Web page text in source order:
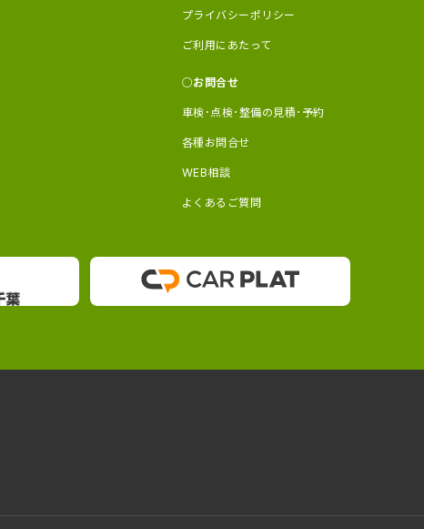
プライバシーポリシー
ご利用にあたって
お問合せ
車検･点検･整備の見積･予約
各種お問合せ
WEB相談
よくあるご質問